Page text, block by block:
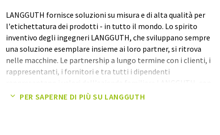
LANGGUTH fornisce soluzioni su misura e di alta qualità per
l'etichettatura dei prodotti - in tutto il mondo. Lo spirito
inventivo degli ingegneri LANGGUTH, che sviluppano sempre
una soluzione esemplare insieme ai loro partner, si ritrova
nelle macchine. Le partnership a lungo termine con i clienti, i
rappresentanti, i fornitori e tra tutti i dipendenti
oltre 80 anni di tradizione.
PER SAPERNE DI PIÙ SU LANGGUTH